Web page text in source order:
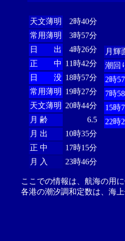
天文薄明
2時40分
常用薄明
3時57分
日 出
4時26分
正 中 11時42分
日 没 18時57分
常用薄明 19時27分
天文薄明 20時44分
月 齢
6.5
月 出
10時35分
正 中
17時15分
月 入
23時46分
月輝
潮回
2時
7時
15時
22時
ここでの情報は、航海の用
各港の潮汐調和定数は、海